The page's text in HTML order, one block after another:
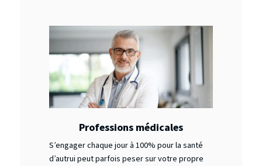
Professions médicales
S’engager chaque jour à 100% pour la santé
d’autrui peut parfois peser sur votre propre